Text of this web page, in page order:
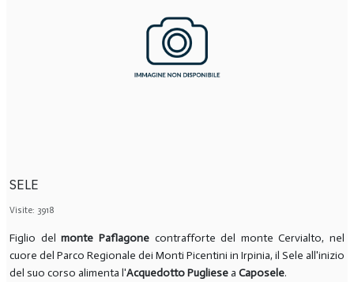
SELE
Visite: 3918
Figlio delmonte Paflagonecontrafforte del monte Cervialto, nel
cuore del Parco Regionale dei Monti Picentini in Irpinia, il Sele all'inizio
del suo corso alimenta l'Acquedotto Pugliesea Caposele.